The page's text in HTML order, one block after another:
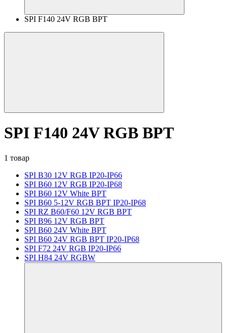
SPI F140 24V RGB BPT
SPI F140 24V RGB BPT
1 товар
SPI B30 12V RGB IP20-IP66
SPI B60 12V RGB IP20-IP68
SPI B60 12V White BPT
SPI B60 5-12V RGB BPT IP20-IP68
SPI RZ B60/F60 12V RGB BPT
SPI B96 12V RGB BPT
SPI B60 24V White BPT
SPI B60 24V RGB BPT IP20-IP68
SPI F72 24V RGB IP20-IP66
SPI H84 24V RGBW